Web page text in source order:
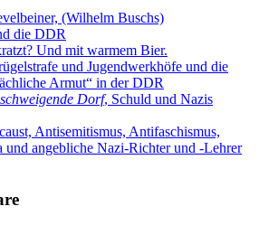
(Wilhelm Buschs)
die DDR
Und mit warmem Bier.
und Jugendwerkhöfe und die
Armut“ in der DDR
Dorf, Schuld und Nazis
Antisemitismus, Antifaschismus,
und angebliche Nazi-Richter und ‑Lehrer